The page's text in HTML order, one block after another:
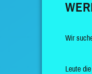
Wir
Leute